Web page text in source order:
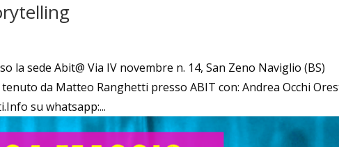
la sede Abit@ Via IV novembre n. 14, San Zeno Naviglio (BS)
da Matteo Ranghetti presso ABIT con: Andrea Occhi
su whatsapp:...